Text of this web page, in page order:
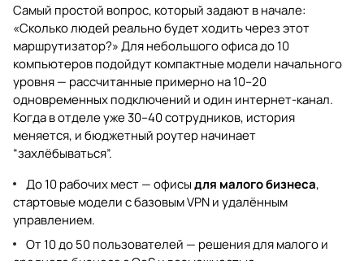
Самый простой вопрос, который задают в начале:
«Сколько людей реально будет ходить через этот
маршрутизатор?» Для небольшого офиса до 10
компьютеров подойдут компактные модели начального
уровня — рассчитанные примерно на 10–20
одновременных подключений и один интернет-канал.
Когда в отделе уже 30–40 сотрудников, история
меняется, и бюджетный роутер начинает
“захлёбываться”.
До 10 рабочих мест — офисыдля малого бизнеса,
стартовые модели с базовым VPN и удалённым
управлением.
От 10 до 50 пользователей — решения для малого и